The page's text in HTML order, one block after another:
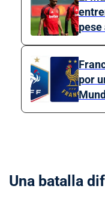
pese
por
Una batalla